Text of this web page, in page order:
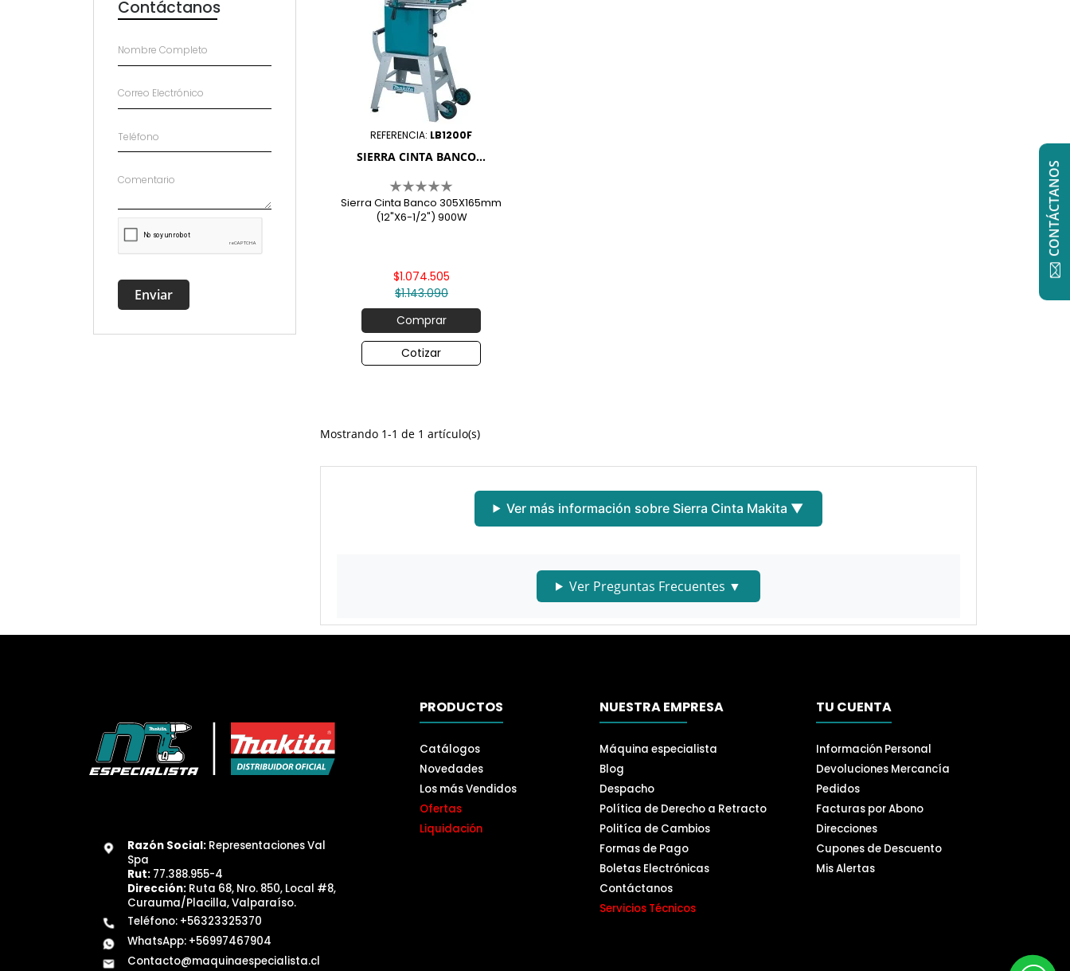
Contáctanos
Enviar
REFERENCIA: LB1200F
SIERRA CINTA BANCO...
Sierra Cinta Banco 305X165mm
(12"X6-1/2") 900W
$1.143.090
$1.074.505
Comprar
Cotizar
Mostrando 1-1 de 1 artículo(s)
Ver más información sobre Sierra Cinta Makita ▼
Ver Preguntas Frecuentes ▼
Razón Social: Representaciones Val
Spa
Rut: 77.388.955-4
Dirección: Ruta 68, Nro. 850, Local #8,
Curauma/Placilla, Valparaíso.
Teléfono: +56323325370
WhatsApp: +56997467904
Contacto@maquinaespecialista.cl
PRODUCTOS
Catálogos
Novedades
Los más Vendidos
Ofertas
Liquidación
NUESTRA EMPRESA
Máquina especialista
Blog
Despacho
Política de Derecho a Retracto
Politíca de Cambios
Formas de Pago
Boletas Electrónicas
Contáctanos
Servicios Técnicos
TU CUENTA
Información Personal
Devoluciones Mercancía
Pedidos
Facturas por Abono
Direcciones
Cupones de Descuento
Mis Alertas
CONTÁCTANOS